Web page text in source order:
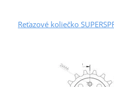
Reťazové koliečko